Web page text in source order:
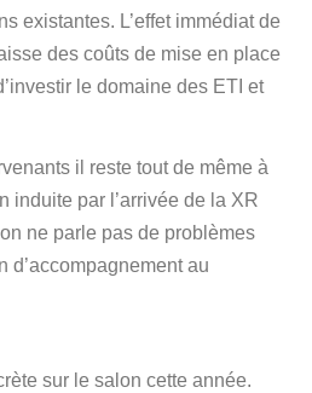
existantes. L’effet immédiat de
des coûts de mise en place
le domaine des ETI et
il reste tout de même à
induite par l’arrivée de la XR
ne parle pas de problèmes
d’accompagnement au
sur le salon cette année.